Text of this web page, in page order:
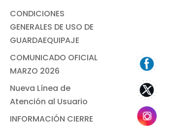
CONDICIONES
GENERALES DE USO DE
GUARDAEQUIPAJE
COMUNICADO OFICIAL
MARZO 2026
Nueva Línea de
Atención al Usuario
INFORMACIÓN CIERRE